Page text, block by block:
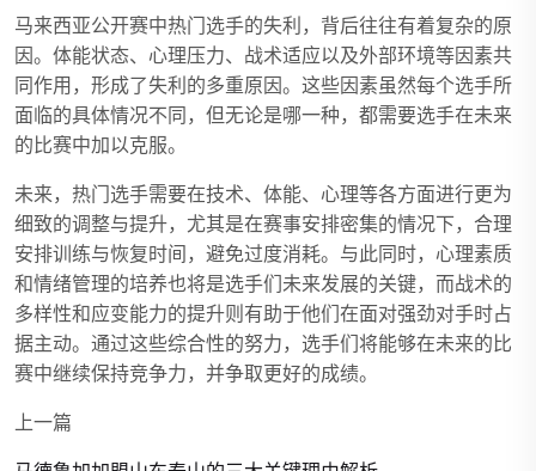
马来西亚公开赛中热门选手的失利，背后往往有着复杂的原
因。体能状态、心理压力、战术适应以及外部环境等因素共
同作用，形成了失利的多重原因。这些因素虽然每个选手所
面临的具体情况不同，但无论是哪一种，都需要选手在未来
的比赛中加以克服。
未来，热门选手需要在技术、体能、心理等各方面进行更为
细致的调整与提升，尤其是在赛事安排密集的情况下，合理
安排训练与恢复时间，避免过度消耗。与此同时，心理素质
和情绪管理的培养也将是选手们未来发展的关键，而战术的
多样性和应变能力的提升则有助于他们在面对强劲对手时占
据主动。通过这些综合性的努力，选手们将能够在未来的比
赛中继续保持竞争力，并争取更好的成绩。
上一篇